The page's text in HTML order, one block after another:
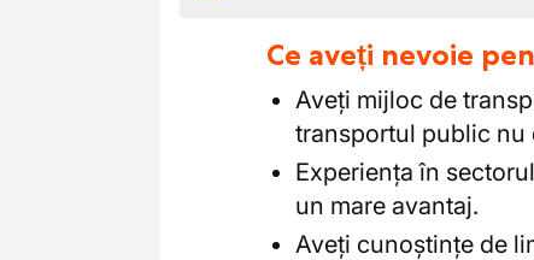
Ce aveți nevoie
Aveți mijloc de
transportul public nu
Experiența în
un mare avantaj.
Aveți cunoștințe de